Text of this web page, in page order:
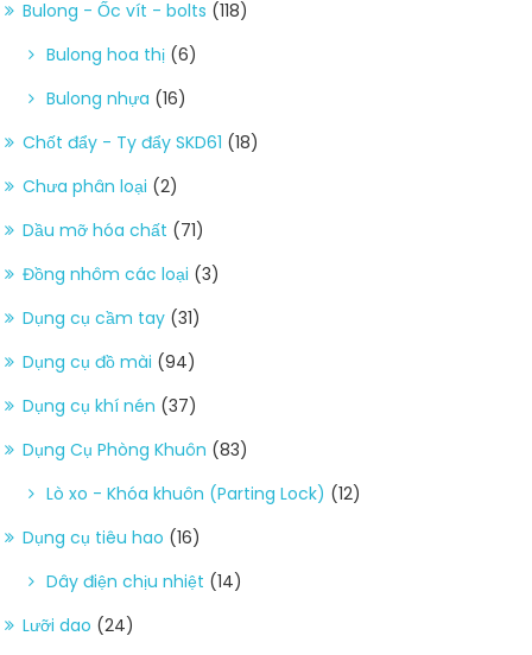
Bulong - Ốc vít - bolts (118)
Bulong hoa thị (6)
Bulong nhựa (16)
Chốt đẩy - Ty đẩy SKD61 (18)
Chưa phân loại (2)
Dầu mỡ hóa chất (71)
Đồng nhôm các loại (3)
Dụng cụ cầm tay (31)
Dụng cụ đồ mài (94)
Dụng cụ khí nén (37)
Dụng Cụ Phòng Khuôn (83)
Lò xo - Khóa khuôn (Parting Lock) (12)
Dụng cụ tiêu hao (16)
Dây điện chịu nhiệt (14)
Lưỡi dao (24)